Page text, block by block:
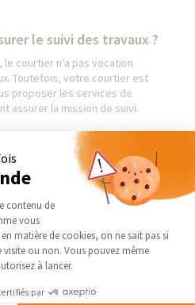
le suivi des travaux ?
courtier n’a pas vocation
Toutefois, votre courtier est
proposer les services de
assurer la mission de suivi.
NOS DOMAINES
D’INTERVENTION
EXTENSION
RÉNOVATION INTÉRIEURE
TRAVAUX EXTÉRIEURS
NOS PARTENAIRES
du
contenu de
vous
matière de cookies, on ne sait pas si
ou non. Vous pouvez même
à lancer.
par
consent